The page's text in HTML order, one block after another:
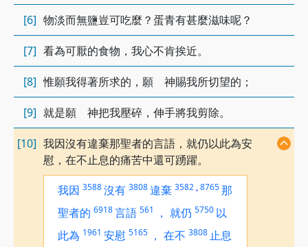
[6] 物淡而無鹽豈可吃麼？蛋青有甚麼滋味呢？
[7] 看為可厭的食物，我心不肯挨近。
[8] 惟願我得著所求的，願 神賜我所切望的；
[9] 就是願 神把我壓碎，伸手將我剪除。
[10] 我因沒有違棄那聖者的言語，就仍以此為安
慰，在不止息的痛苦中還可踴躍。
我因 3588沒有 3808違棄 3582 ,8765那
聖者的 6918言語 561 ， 就仍 5750 以
此為 1961 安慰 5165 ， 在不 3808止息